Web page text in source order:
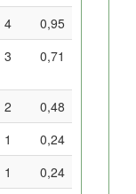
4
0,95
3 0,71
2
0,48
1
0,24
1
0,24